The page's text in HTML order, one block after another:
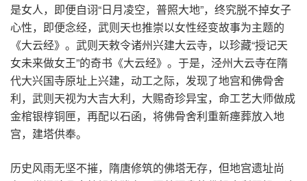
是女人，即便自诩“日月凌空，普照大地”，终究脱不掉女子
心性，即便念经，武则天也推崇以女性经变故事为主题的
《大云经》。武则天敕令诸州兴建大云寺，以珍藏“授记天
女未来做女王”的奇书《大云经》。于是，泾州大云寺在隋
代大兴国寺原址上兴建，动工之际，发现了地宫和佛骨舍
利，武则天视为大吉大利，大赐奇珍异宝，命工艺大师做成
金棺银椁铜匣，再配以石函，将佛骨舍利重新瘗葬放入地
宫，建塔供奉。
历史风雨无坚不摧，隋唐修筑的佛塔无存，但地宫遗址尚